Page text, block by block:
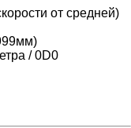
от средней)
/ 0D0